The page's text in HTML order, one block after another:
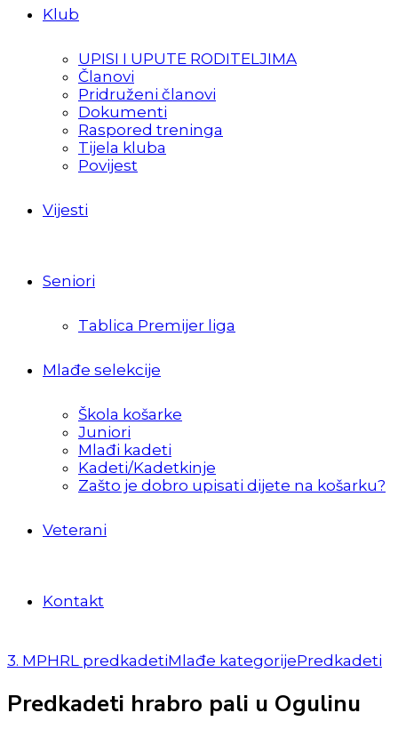
Klub
UPISI I UPUTE RODITELJIMA
Članovi
Pridruženi članovi
Dokumenti
Raspored treninga
Tijela kluba
Povijest
Vijesti
Seniori
Tablica Premijer liga
Mlađe selekcije
Škola košarke
Juniori
Mlađi kadeti
Kadeti/Kadetkinje
Zašto je dobro upisati dijete na košarku?
Veterani
Kontakt
3. MPHRL predkadetiMlađe kategorijePredkadeti
Predkadeti hrabro pali u Ogulinu